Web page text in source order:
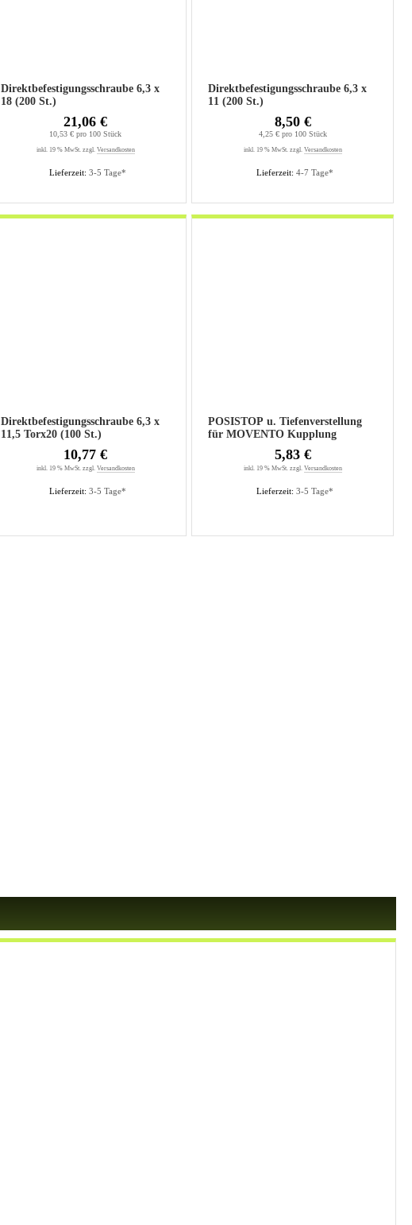
Direktbefestigungsschraube 6,3 x
18 (200 St.)
Lieferzeit: 3-5 Tage*
21,06 €
10,53 € pro 100 Stück
inkl. 19 % MwSt. zzgl. Versandkosten
Direktbefestigungsschraube 6,3 x
11 (200 St.)
Lieferzeit: 4-7 Tage*
8,50 €
4,25 € pro 100 Stück
inkl. 19 % MwSt. zzgl. Versandkosten
Direktbefestigungsschraube 6,3 x
11,5 Torx20 (100 St.)
Lieferzeit: 3-5 Tage*
10,77 €
inkl. 19 % MwSt. zzgl. Versandkosten
POSISTOP u. Tiefenverstellung
für MOVENTO Kupplung
Lieferzeit: 3-5 Tage*
5,83 €
inkl. 19 % MwSt. zzgl. Versandkosten